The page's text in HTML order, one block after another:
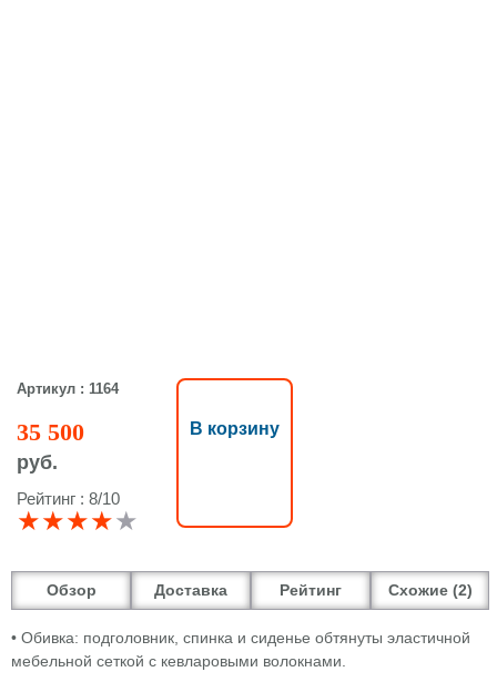
Артикул : 1164
35 500
руб.
Рейтинг : 8/10
★★★★★
В корзину
Обзор Доставка Рейтинг Схожие (2)
• Обивка: подголовник, спинка и сиденье обтянуты эластичной
мебельной сеткой с кевларовыми волокнами.